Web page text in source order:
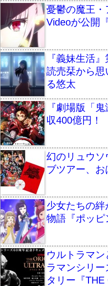
憂鬱の魔王
Videoが公開
『義妹生活
読売栞から
る悠太
『劇場版「
収400億円！
幻のリュウソ
ブツアー、お
少女たちの
物語『ポッ
ウルトラマ
ラマンシリ
タリー『